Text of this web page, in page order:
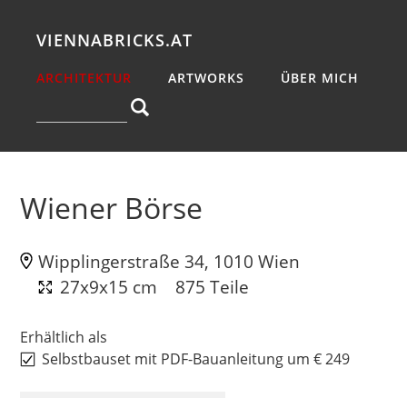
VIENNABRICKS.AT
ARCHITEKTUR ARTWORKS ÜBER MICH
Wiener Börse
Wipplingerstraße 34, 1010 Wien
27x9x15 cm
875 Teile
Erhältlich als
Selbstbauset mit PDF-Bauanleitung um € 249